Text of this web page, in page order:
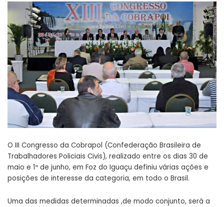
O III Congresso da Cobrapol (Confederação Brasileira de
Trabalhadores Policiais Civis), realizado entre os dias 30 de
maio e 1º de junho, em Foz do Iguaçu definiu várias ações e
posições de interesse da categoria, em todo o Brasil.
Uma das medidas determinadas ,de modo conjunto, será a